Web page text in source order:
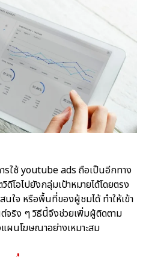
รใช้ youtube ads ถือเป็นอีกทาง
ดีโอไปยังกลุ่มเป้าหมายได้โดยตรง
นใจ หรือพื้นที่ของผู้ชมได้ ทำให้เข้า
ริง ๆ วิธีนี้จึงช่วยเพิ่มผู้ติดตาม
แผนโฆษณาอย่างเหมาะสม